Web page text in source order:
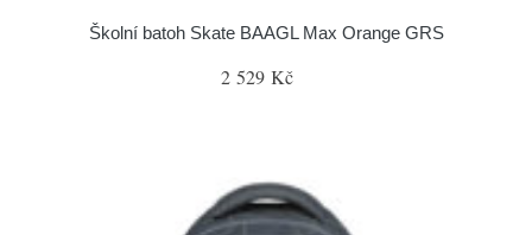
Školní batoh Skate BAAGL Max Orange GRS
2 529 Kč